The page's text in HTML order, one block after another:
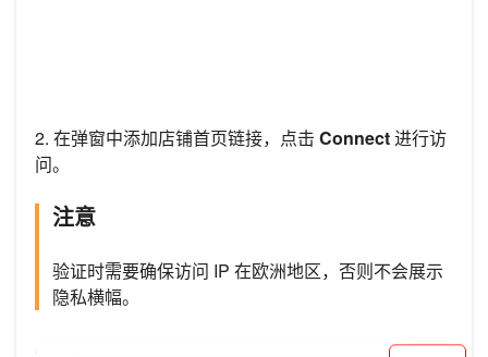
2. 在弹窗中添加店铺首页链接，点击 Connect进行访
问。
注意
验证时需要确保访问 IP 在欧洲地区，否则不会展示
隐私横幅。